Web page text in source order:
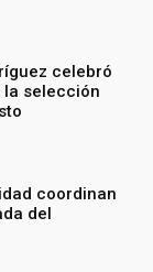
celebró
selección
coordinan
del